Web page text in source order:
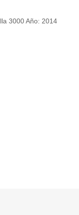
3000 Año: 2014